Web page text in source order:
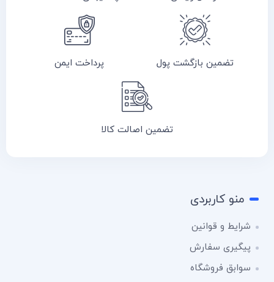
تضمین بازگشت پول پرداخت ایمن
تضمین اصالت کالا
منو کاربردی
شرایط و قوانین
پیگیری سفارش
سوابق فروشگاه